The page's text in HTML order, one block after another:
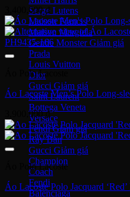
Serge Lutens
Maison Francis
Maison Margiela
Gentle Monster
Prada
Louis Vuitton
Dior
Gucci
Saint Laurent
Bottega Veneta
Versace
Fendi
Ray Ban
Gucci
Champion
Coach
Fendi
Balenciaga
3,400,000₫
Áo Polo Lacoste
Áo Lacoste Men’s Polo Long-
3,900,000₫
Áo Polo Lacoste
Áo Lacoste Polo Jacquard